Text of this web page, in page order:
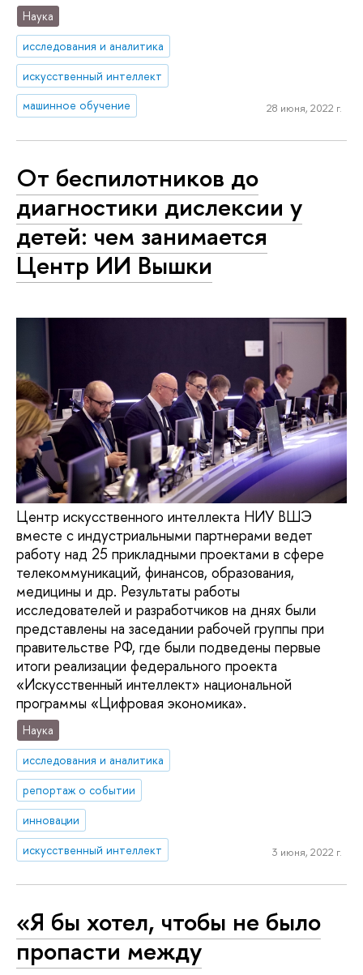
Наука
исследования и аналитика
искусственный интеллект
машинное обучение
28 июня, 2022 г.
От беспилотников до
диагностики дислексии у
детей: чем занимается
Центр ИИ Вышки
Центр искусственного интеллекта НИУ ВШЭ
вместе с индустриальными партнерами ведет
работу над 25 прикладными проектами в сфере
телекоммуникаций, финансов, образования,
медицины и др. Результаты работы
исследователей и разработчиков на днях были
представлены на заседании рабочей группы при
правительстве РФ, где были подведены первые
итоги реализации федерального проекта
«Искусственный интеллект» национальной
программы «Цифровая экономика».
Наука
исследования и аналитика
репортаж о событии
инновации
искусственный интеллект
3 июня, 2022 г.
«Я бы хотел, чтобы не было
пропасти между